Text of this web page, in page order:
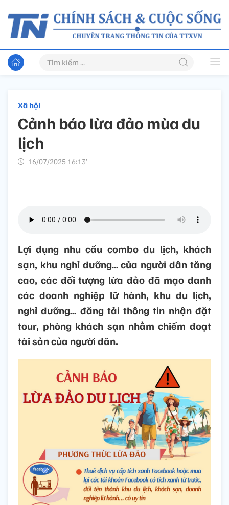
Xã hội
Cảnh báo lừa đảo mùa du
lịch
16/07/2025 16:13’
Lợi dụng nhu cầu combo du lịch, khách
sạn, khu nghỉ dưỡng… của người dân tăng
cao, các đối tượng lừa đảo đã mạo danh
các doanh nghiệp lữ hành, khu du lịch,
nghỉ dưỡng… đăng tải thông tin nhận đặt
tour, phòng khách sạn nhằm chiếm đoạt
tài sản của người dân.